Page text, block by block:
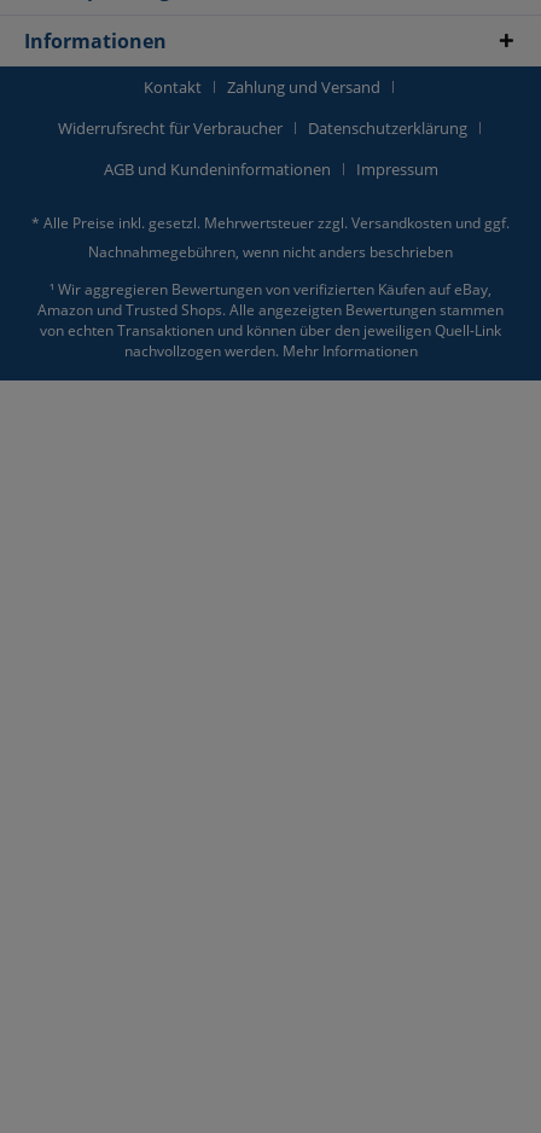
Informationen
Kontakt
Zahlung und Versand
Widerrufsrecht für Verbraucher
Datenschutzerklärung
AGB und Kundeninformationen
Impressum
* Alle Preise inkl. gesetzl. Mehrwertsteuer zzgl. Versandkosten und ggf.
Nachnahmegebühren, wenn nicht anders beschrieben
¹ Wir aggregieren Bewertungen von verifizierten Käufen auf eBay,
Amazon und Trusted Shops. Alle angezeigten Bewertungen stammen
von echten Transaktionen und können über den jeweiligen Quell-Link
nachvollzogen werden. Mehr Informationen